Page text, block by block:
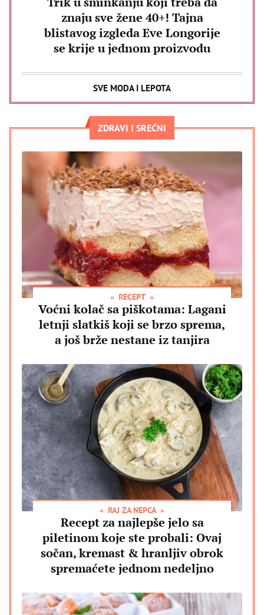
znaju sve žene 40+! Tajna
blistavog izgleda Eve Longorije
se krije u jednom proizvodu
SVE MODA I LEPOTA
ZDRAVI I SREĆNI
RECEPT
Voćni kolač sa piškotama: Lagani
letnji slatkiš koji se brzo sprema,
a još brže nestane iz tanjira
RAJ ZA NEPCA
Recept za najlepše jelo sa
piletinom koje ste probali: Ovaj
sočan, kremast & hranljiv obrok
spremaćete jednom nedeljno